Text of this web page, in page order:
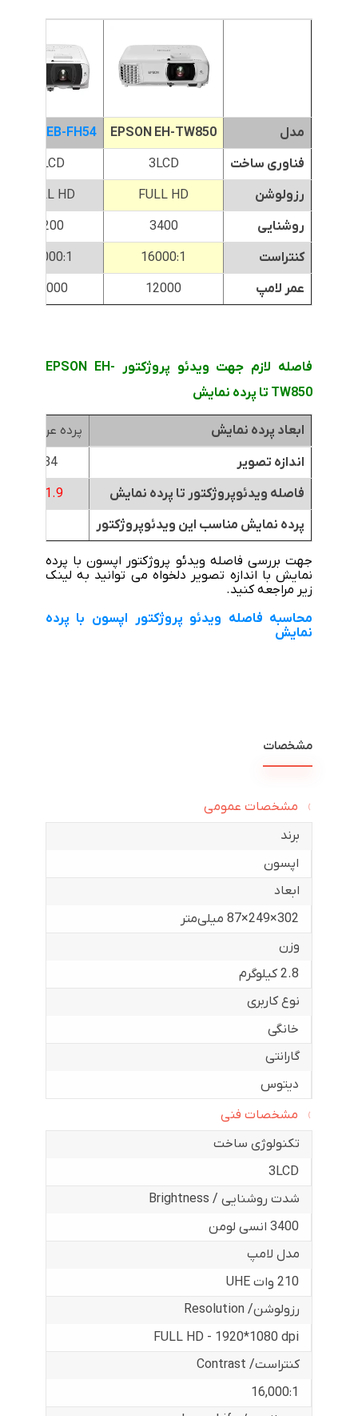
مدل EPSON EH-TW850
EPSON EB-FH54
فناوری ساخت
3LCD
3LCD
رزولوشن
FULL HD
FULL HD
روشنایی
3400
4200
کنتراست
16000:1
16000:1
عمر لامپ
12000
12000
فاصله لازم جهت ویدئو پروژکتور EPSON EH-
TW850 تا پرده نمایش
ابعاد پرده نمایش
پرده عرض 1.8متر
اندازه تصویر
84 اینچ
فاصله ویدئوپروژکتور تا پرده نمایش
1.9
پرده نمایش مناسب این ویدئوپروژکتور
جهت بررسی فاصله ویدئو پروژکتور اپسون با پرده
نمایش با اندازه تصویر دلخواه می توانید به لینک
زیر مراجعه کنید.
محاسبه فاصله ویدئو پروژکتور اپسون با پرده
نمایش
مشخصات
مشخصات عمومی
برند
اپسون
ابعاد
302×249×87 میلی‌متر
وزن
2.8 کیلوگرم
نوع کاربری
خانگی
گارانتی
دیتوس
مشخصات فنی
تکنولوژی ساخت
3LCD
شدت روشنایی / Brightness
3400 انسی لومن
مدل لامپ
210 وات UHE
رزولوشن/ Resolution
FULL HD - 1920*1080 dpi
کنتراست/ Contrast
16,000:1